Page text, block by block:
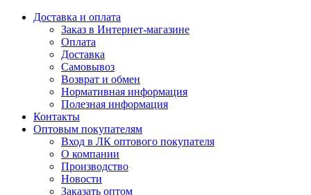
Доставка и оплата
Заказ в Интернет-магазине
Оплата
Доставка
Самовывоз
Возврат и обмен
Нормативная информация
Полезная информация
Контакты
Оптовым покупателям
Вход в ЛК оптового покупателя
О компании
Производство
Новости
Заказать оптом